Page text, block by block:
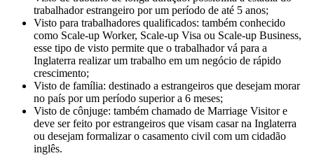
trabalhador estrangeiro por um período de até 5 anos;
Visto para trabalhadores qualificados: também conhecido
como Scale-up Worker, Scale-up Visa ou Scale-up Business,
esse tipo de visto permite que o trabalhador vá para a
Inglaterra realizar um trabalho em um negócio de rápido
crescimento;
Visto de família: destinado a estrangeiros que desejam morar
no país por um período superior a 6 meses;
Visto de cônjuge: também chamado de Marriage Visitor e
deve ser feito por estrangeiros que visam casar na Inglaterra
ou desejam formalizar o casamento civil com um cidadão
inglês.